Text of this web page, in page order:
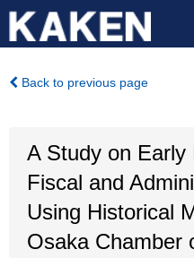
Back to previous page
A Study on Early
Fiscal and
Using Historical
Osaka Chamber